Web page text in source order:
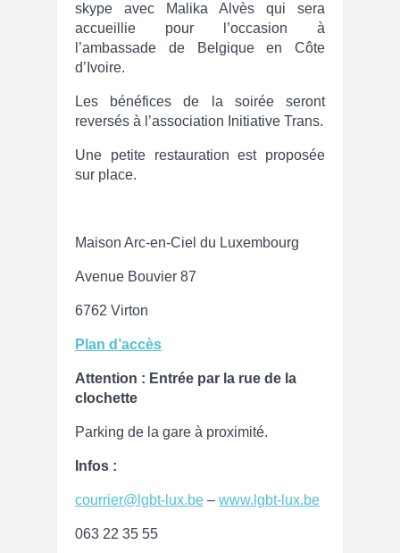
skype avec Malika Alvès qui sera
accueillie pour l’occasion à
l’ambassade de Belgique en Côte
d’Ivoire.
Les bénéfices de la soirée seront
reversés à l’association Initiative Trans.
Une petite restauration est proposée
sur place.
Maison Arc-en-Ciel du Luxembourg
Avenue Bouvier 87
6762 Virton
Plan d’accès
Attention : Entrée par la rue de la
clochette
Parking de la gare à proximité.
Infos :
courrier@lgbt-lux.be – www.lgbt-lux.be
063 22 35 55